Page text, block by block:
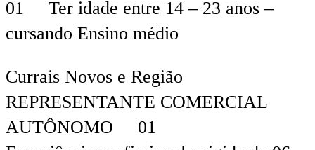
01 Ter idade entre 14 – 23 anos –
cursando Ensino médio
Currais Novos e Região
REPRESENTANTE COMERCIAL
AUTÔNOMO 01